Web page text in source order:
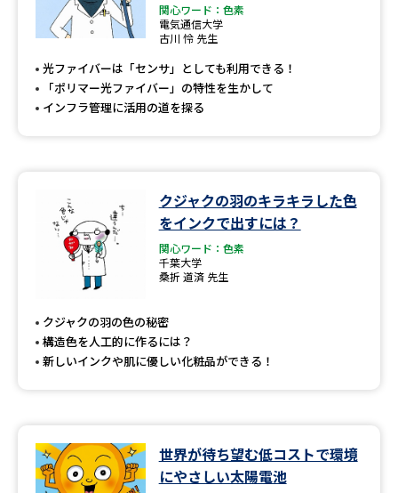
関心ワード：色素
電気通信大学
古川 怜 先生
光ファイバーは「センサ」としても利用できる！
「ポリマー光ファイバー」の特性を生かして
インフラ管理に活用の道を探る
クジャクの羽のキラキラした色
をインクで出すには？
関心ワード：色素
千葉大学
桑折 道済 先生
クジャクの羽の色の秘密
構造色を人工的に作るには？
新しいインクや肌に優しい化粧品ができる！
世界が待ち望む低コストで環境
にやさしい太陽電池